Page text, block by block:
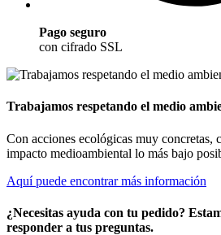
Pago seguro
con cifrado SSL
Trabajamos respetando el medio
Con acciones ecológicas muy concretas,
impacto medioambiental lo más bajo
Aquí puede encontrar más información
¿Necesitas ayuda con tu pedido?
responder a tus preguntas.